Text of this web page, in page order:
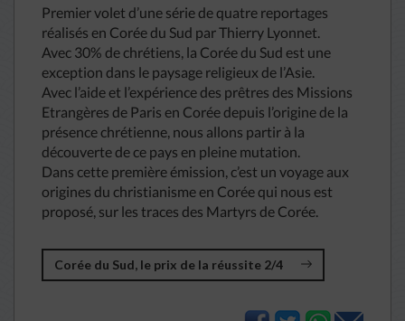
Premier volet d’une série de quatre reportages
réalisés en Corée du Sud par Thierry Lyonnet.
Avec 30% de chrétiens, la Corée du Sud est une
exception dans le paysage religieux de l’Asie.
Avec l’aide et l’expérience des prêtres des Missions
Etrangères de Paris en Corée depuis l’origine de la
présence chrétienne, nous allons partir à la
découverte de ce pays en pleine mutation.
Dans cette première émission, c’est un voyage aux
origines du christianisme en Corée qui nous est
proposé, sur les traces des Martyrs de Corée.
Corée du Sud, le prix de la réussite 2/4